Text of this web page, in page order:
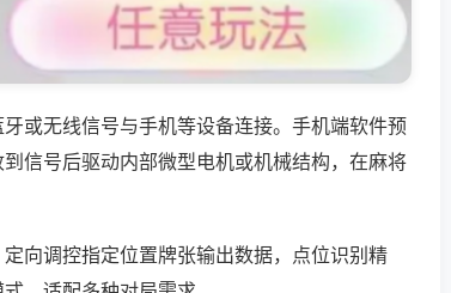
或无线信号与手机等设备连接。手机端软件预
信号后驱动内部微型电机或机械结构，在麻将
向调控指定位置牌张输出数据，点位识别精